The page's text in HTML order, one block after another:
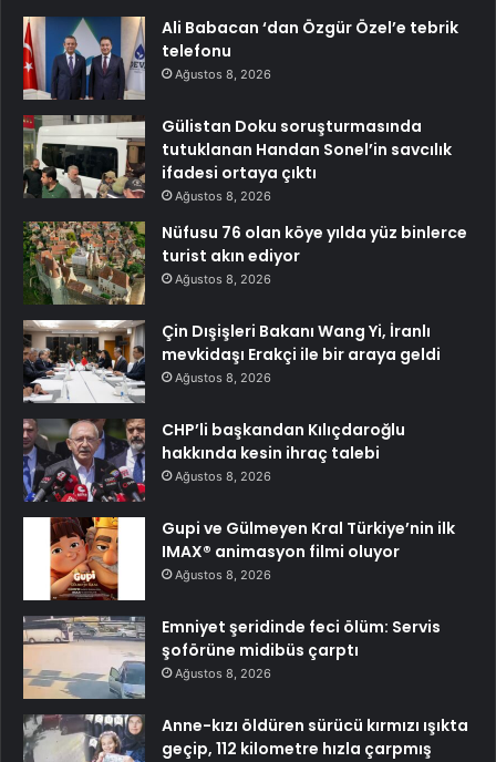
Ali Babacan ‘dan Özgür Özel’e tebrik
telefonu
Ağustos 8, 2026
Gülistan Doku soruşturmasında
tutuklanan Handan Sonel’in savcılık
ifadesi ortaya çıktı
Ağustos 8, 2026
Nüfusu 76 olan köye yılda yüz binlerce
turist akın ediyor
Ağustos 8, 2026
Çin Dışişleri Bakanı Wang Yi, İranlı
mevkidaşı Erakçi ile bir araya geldi
Ağustos 8, 2026
CHP’li başkandan Kılıçdaroğlu
hakkında kesin ihraç talebi
Ağustos 8, 2026
Gupi ve Gülmeyen Kral Türkiye’nin ilk
IMAX® animasyon filmi oluyor
Ağustos 8, 2026
Emniyet şeridinde feci ölüm: Servis
şoförüne midibüs çarptı
Ağustos 8, 2026
Anne-kızı öldüren sürücü kırmızı ışıkta
geçip, 112 kilometre hızla çarpmış